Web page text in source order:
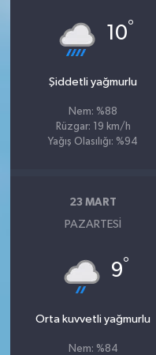
10°
Şiddetli yağmurlu
Nem: %88
Rüzgar: 19 km/h
Yağış Olasılığı: %94
23 MART
PAZARTESI
9°
Orta kuvvetli yağmurlu
Nem: %84